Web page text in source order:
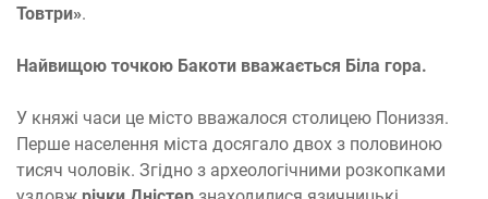
Товтри».
Найвищою точкою Бакоти вважається Біла гора.
У княжі часи це місто вважалося столицею Пониззя.
Перше населення міста досягало двох з половиною
тисяч чоловік. Згідно з археологічними розкопками